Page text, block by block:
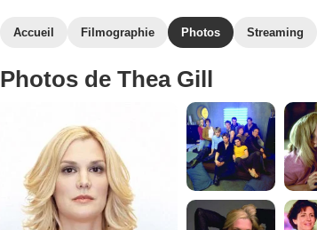
Accueil Filmographie Photos Streaming
Photos de Thea Gill